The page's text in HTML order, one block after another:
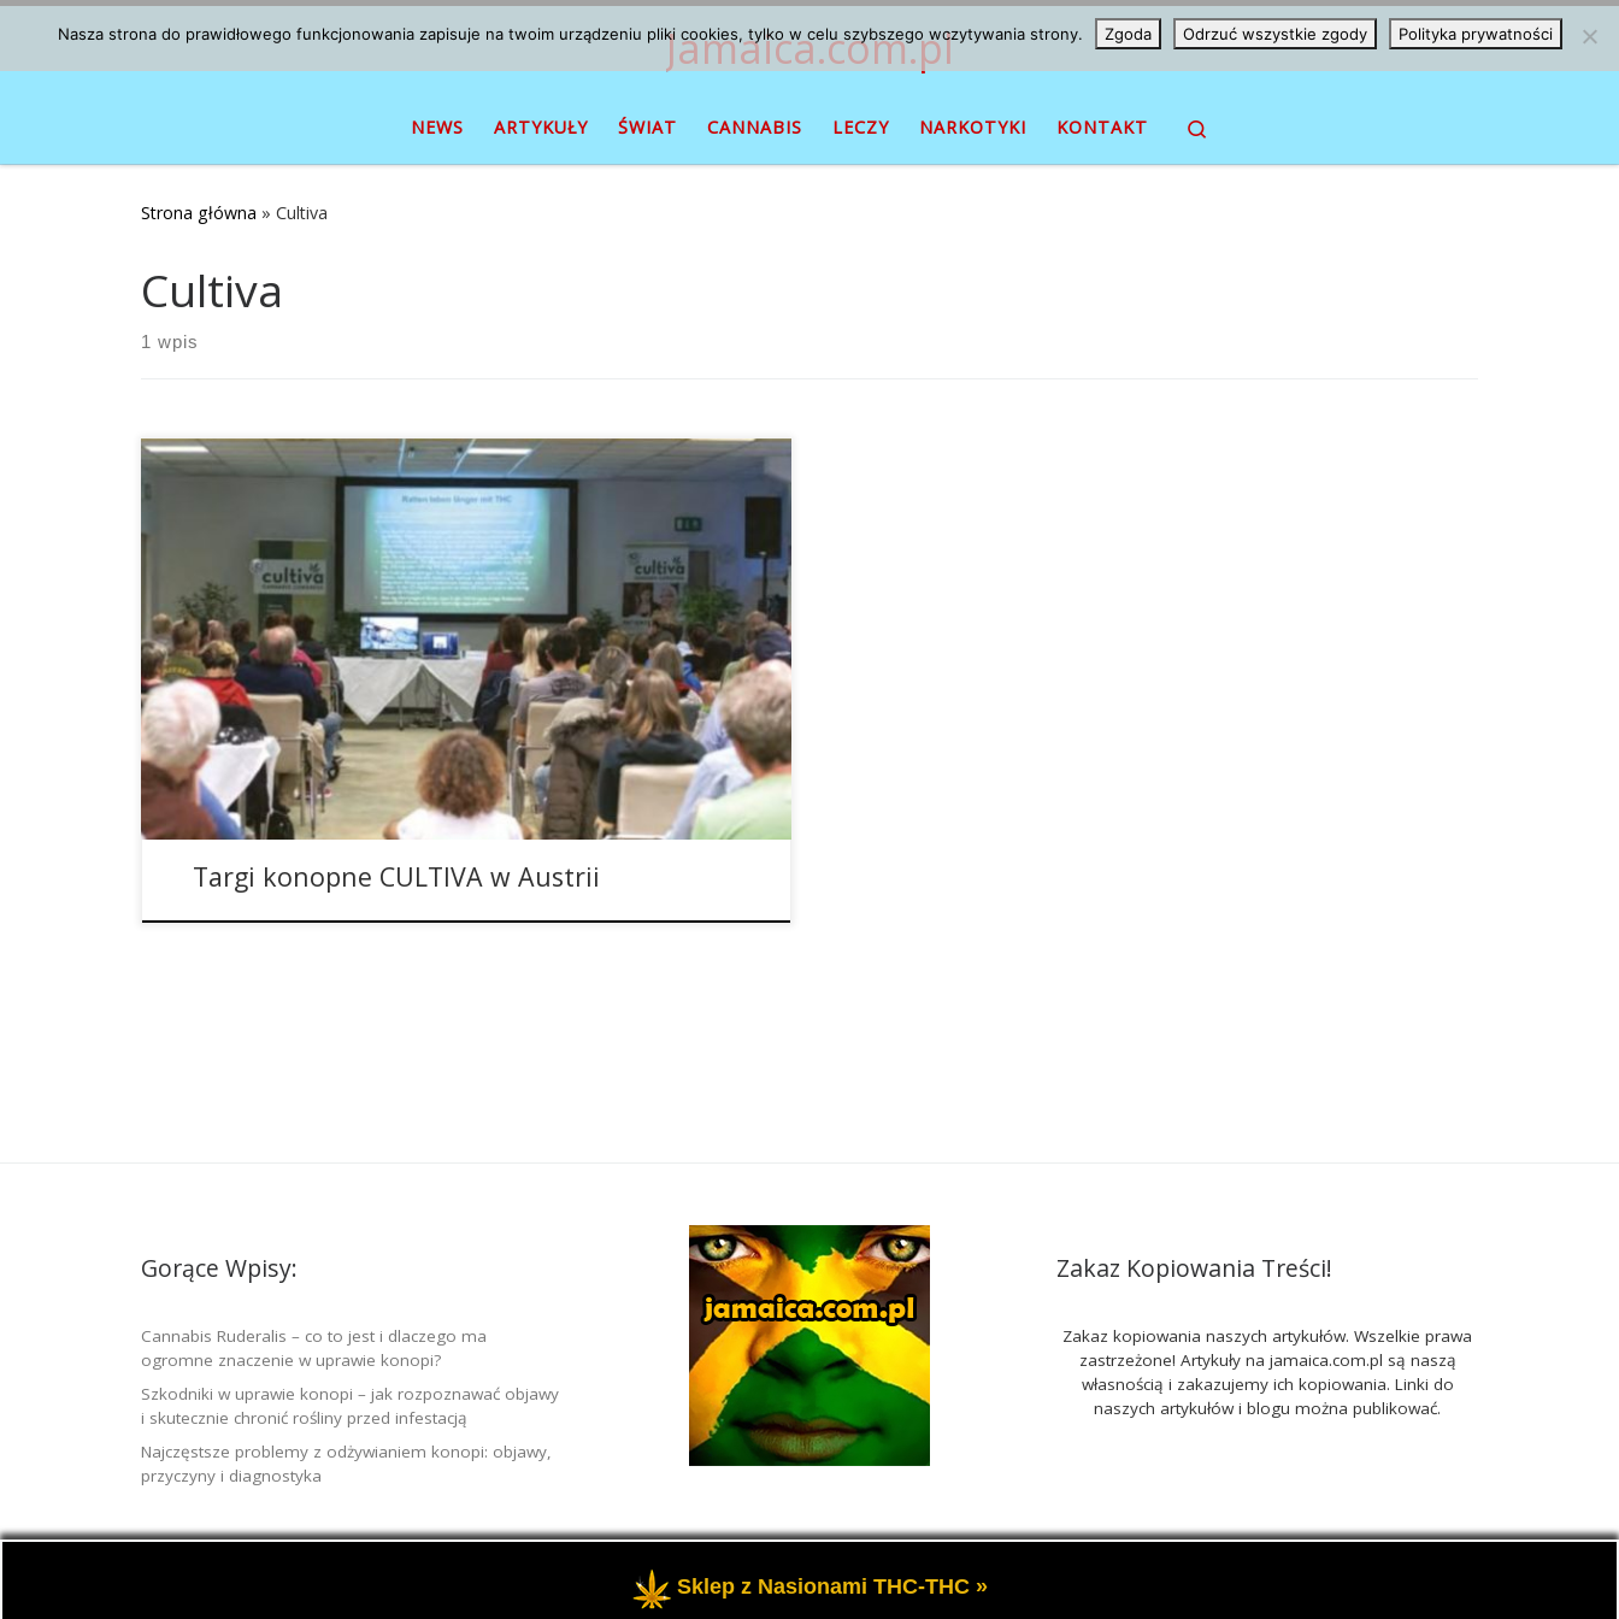
Przejdź do treści Jamaica.com.pl
NEWS ARTYKUŁY ŚWIAT CANNABIS LECZY NARKOTYKI KONTAKT
Strona główna » Cultiva
Cultiva
1 wpis
Już po raz jedenasty w Austrii odbędą się targi konopne CULTIVA. Około 150
wystawców zaprezentuje w Eventpyramide Vösendorf nieopodal Wiednia, na
łącznej powierzchni 6.000 metrów kwadratowych najnowsze trendy ostatnich
miesięcy w dziedzinie konopi jako rośliny uprawnej oraz leczniczej. A ogród
botaniczny mieszczący się w wysokiej na 42 metry i zajmującej […]
Targi konopne CULTIVA w Austrii
Gorące Wpisy:
Cannabis Ruderalis – co to jest i dlaczego ma
ogromne znaczenie w uprawie konopi?
Szkodniki w uprawie konopi – jak rozpoznawać objawy
i skutecznie chronić rośliny przed infestacją
Najczęstsze problemy z odżywianiem konopi: objawy,
przyczyny i diagnostyka
Zakaz Kopiowania Treści!
Zakaz kopiowania naszych artykułów. Wszelkie prawa
zastrzeżone! Artykuły na jamaica.com.pl są naszą
własnością i zakazujemy ich kopiowania. Linki do
naszych artykułów i blogu można publikować.
- Portal o marihuanie THC i roślinach konopi CBD.
Nasza strona do prawidłowego funkcjonowania zapisuje na twoim urządzeniu pliki cookies, tylko w celu szybszego wczytywania strony. Zgoda Odrzuć wszystkie zgody Polityka prywatności
Sklep z Nasionami THC-THC »